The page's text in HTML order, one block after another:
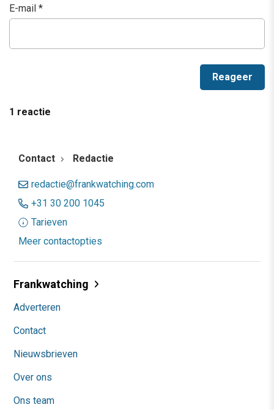
E-mail *
1 reactie
Contact Redactie
redactie@frankwatching.com
+31 30 200 1045
Tarieven
Meer contactopties
Frankwatching
Adverteren
Contact
Nieuwsbrieven
Over ons
Ons team